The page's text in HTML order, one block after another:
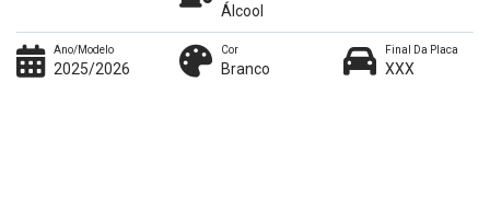
Álcool
Ano/Modelo
2025/2026
Cor
Branco
Final Da Placa
XXX